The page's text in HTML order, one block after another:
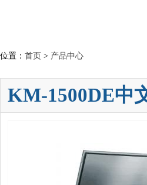
位置： 首页 > 产品中心
KM-1500DE中